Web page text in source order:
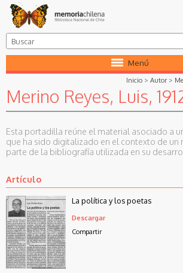
Menú
Inicio > Autor >
Merino Reyes, Luis,
Esta portadilla reúne el material asociado a
que ha sido digitalizado en el contexto de un
parte de la bibliografía utilizada en su
Artículo
La política y los poetas
Descargar
Compartir